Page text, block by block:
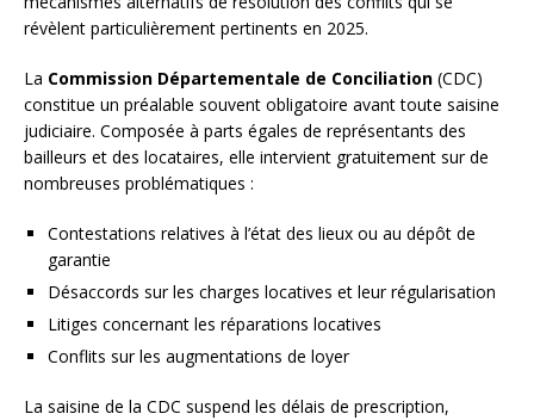
révèlent particulièrement pertinents en 2025.
La Commission Départementale de Conciliation (CDC)
constitue un préalable souvent obligatoire avant toute saisine
judiciaire. Composée à parts égales de représentants des
bailleurs et des locataires, elle intervient gratuitement sur de
nombreuses problématiques :
Contestations relatives à l’état des lieux ou au dépôt de
garantie
Désaccords sur les charges locatives et leur régularisation
Litiges concernant les réparations locatives
Conflits sur les augmentations de loyer
La saisine de la CDC suspend les délais de prescription,